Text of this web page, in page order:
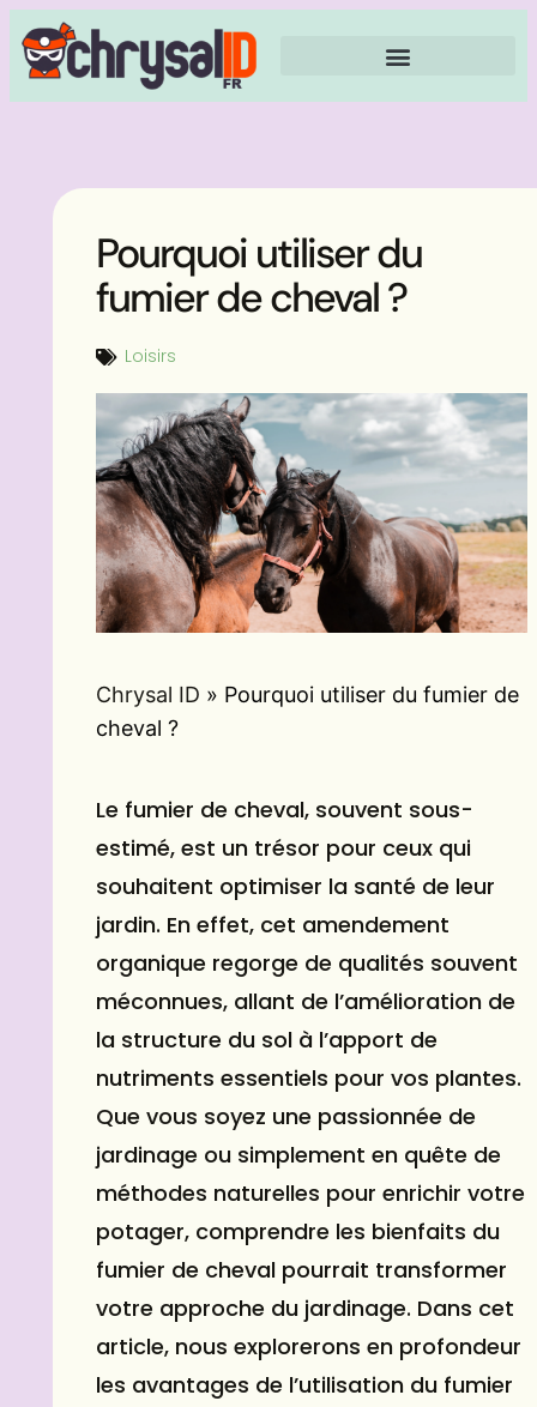
Pourquoi utiliser du
fumier de cheval ?
Loisirs
Chrysal ID » Pourquoi utiliser du fumier de
cheval ?
Le fumier de cheval, souvent sous-
estimé, est un trésor pour ceux qui
souhaitent optimiser la santé de leur
jardin. En effet, cet amendement
organique regorge de qualités souvent
méconnues, allant de l’amélioration de
la structure du sol à l’apport de
nutriments essentiels pour vos plantes.
Que vous soyez une passionnée de
jardinage ou simplement en quête de
méthodes naturelles pour enrichir votre
potager, comprendre les bienfaits du
fumier de cheval pourrait transformer
votre approche du jardinage. Dans cet
article, nous explorerons en profondeur
les avantages de l’utilisation du fumier